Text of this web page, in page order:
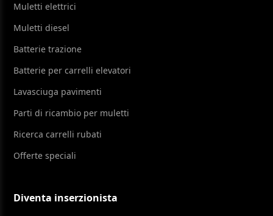
Muletti elettrici
Muletti diesel
Batterie trazione
Batterie per carrelli elevatori
Lavasciuga pavimenti
Parti di ricambio per muletti
Ricerca carrelli rubati
Offerte speciali
Diventa inserzionista